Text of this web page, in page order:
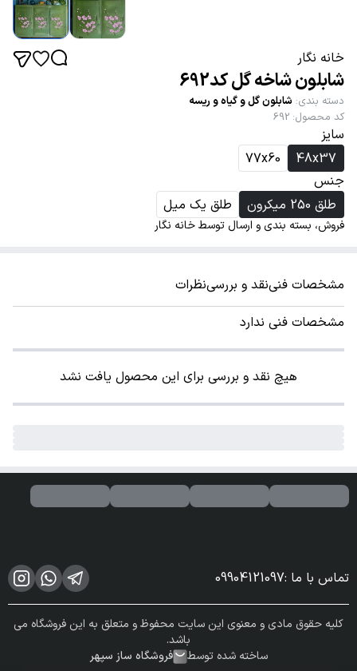
خانه نگار
شابلون شاخه گل کد692
دسته بندی: شابلون گل و گیاه و ریسه
کد محصول:
692
سایز
48x37
77x60
جنس
طلق 250 میکرون
طلق یک میل
فروش، بسته بندی و ارسال توسط خانه نگار
مشخصات فنینقد و بررسینظرات
مشخصات فنی ندارد
هیچ نقد و بررسی برای این محصول یافت نشد
تماس با ما :
09904121097
کلیه حقوق مادی و معنوی این سایت محفوظ و متعلق به این فروشگاه می
باشد.
ساخته شده توسط
فروشگاه ساز سپهر